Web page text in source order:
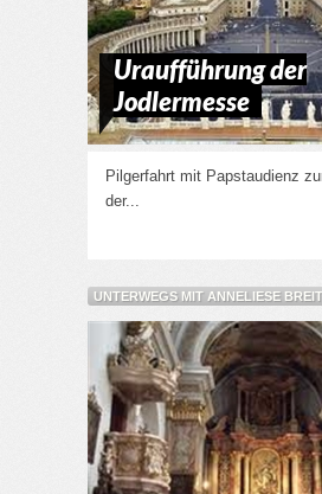
Uraufführung der
Jodlermesse
Pilgerfahrt mit Papstaudienz
der...
UNTERWEGS MIT ANNELIESE